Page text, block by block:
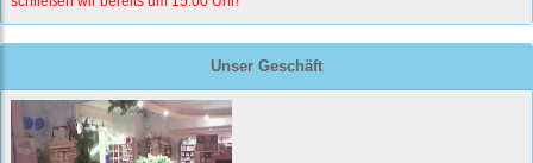
Unser Geschäft